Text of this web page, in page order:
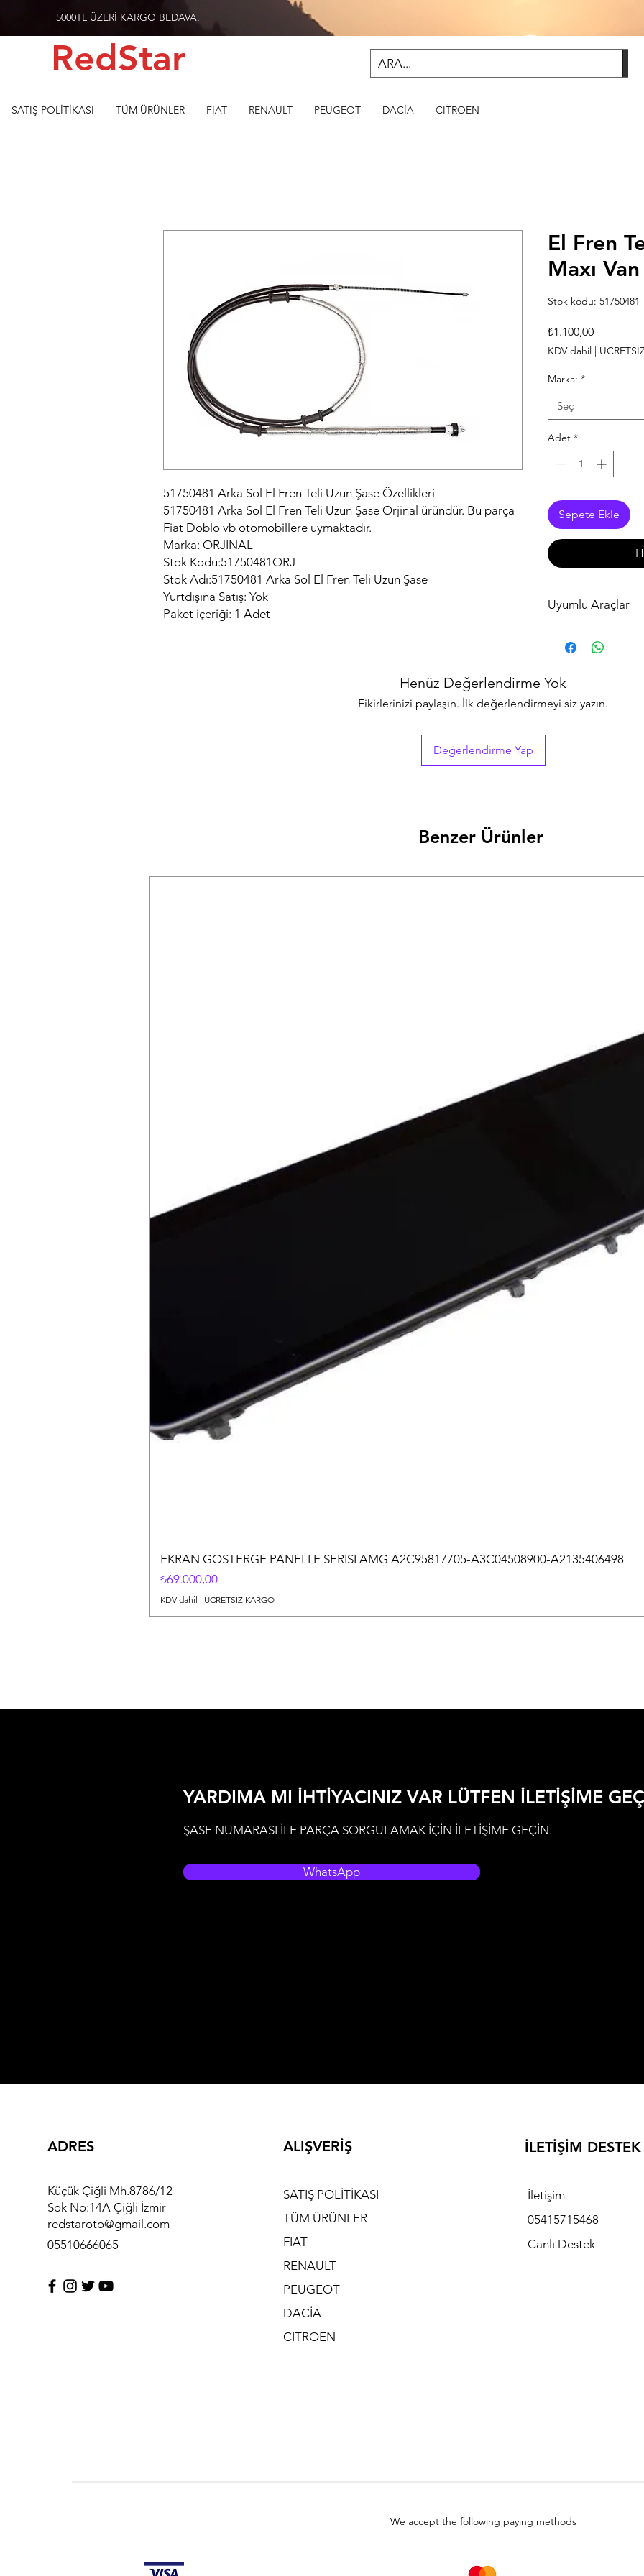
5000TL ÜZERİ KARGO BEDAVA.
RedStar
SATIŞ POLİTİKASI TÜM ÜRÜNLER FIAT RENAULT PEUGEOT DACİA CITROEN
51750481 Arka Sol El Fren Teli Uzun Şase Özellikleri
51750481 Arka Sol El Fren Teli Uzun Şase Orjinal üründür. Bu parça
Fiat Doblo vb otomobillere uymaktadır.
Marka: ORJINAL
Stok Kodu:51750481ORJ
Stok Adı:51750481 Arka Sol El Fren Teli Uzun Şase
Yurtdışına Satış: Yok
Paket içeriği: 1 Adet
El Fren
Maxı
Stok kodu: 51750481
₺1.100,00Fiyat
KDV dahil |
Marka: *
Seç
Adet *
Sepete Ekle
Uyumlu Araçlar
Fiat Doblo2005 -
Henüz Değerlendirme Yok
Fikirlerinizi paylaşın. İlk değerlendirmeyi siz yazın.
Değerlendirme Yap
Benzer Ürünler
EKRAN GOSTERGE PANELI E SERISI AMG A2C95817705-A3C04508900-A2135406498
Fiyat
₺69.000,00
KDV dahil | ÜCRETSİZ KARGO
YARDIMA MI İHTİYACINIZ VAR LÜTFEN İLETİŞİME
ŞASE NUMARASI İLE PARÇA SORGULAMAK İÇİN İLETİŞİME GEÇİN.
WhatsApp
ADRES
Küçük Çiğli Mh.8786/12
Sok No:14A Çiğli İzmir
redstaroto@gmail.com
05510666065
ALIŞVERİŞ
SATIŞ POLİTİKASI
TÜM ÜRÜNLER
FIAT
RENAULT
PEUGEOT
DACİA
CITROEN
İLETİŞİM
İletişim
05415715468
Canlı Destek
We accept the following paying methods